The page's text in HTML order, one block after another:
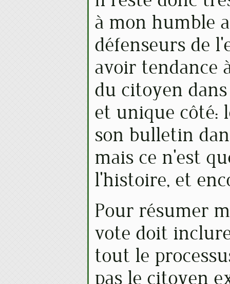
à mon humble
défenseurs de
avoir tendance
du citoyen
et unique côté:
son bulletin
mais ce n'est
l'histoire, et
Pour résumer
vote doit
tout le
pas le citoyen